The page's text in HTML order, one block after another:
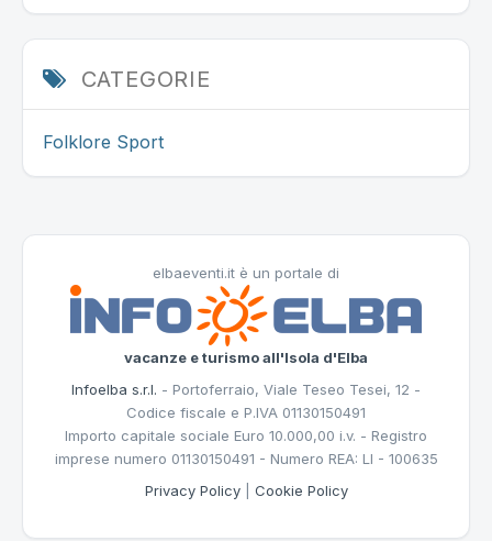
CATEGORIE
Folklore Sport
elbaeventi.it è un portale di
vacanze e turismo all'Isola d'Elba
Infoelba s.r.l. - Portoferraio, Viale Teseo Tesei, 12 -
Codice fiscale e P.IVA 01130150491
Importo capitale sociale Euro 10.000,00 i.v. - Registro
imprese numero 01130150491 - Numero REA: LI - 100635
Privacy Policy| Cookie Policy